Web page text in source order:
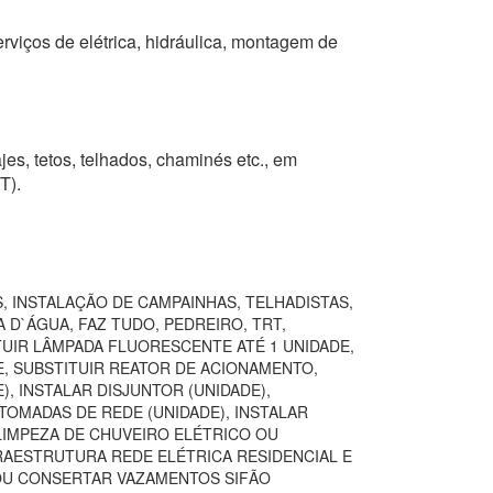
de elétrica, hidráulica, montagem de
tetos, telhados, chaminés etc., em
DE CAMPAINHAS, TELHADISTAS,
FAZ TUDO, PEDREIRO, TRT,
LÂMPADA FLUORESCENTE ATÉ 1 UNIDADE,
SUBSTITUIR REATOR DE ACIONAMENTO,
INSTALAR DISJUNTOR (UNIDADE),
DE REDE (UNIDADE), INSTALAR
DE CHUVEIRO ELÉTRICO OU
REDE ELÉTRICA RESIDENCIAL E
CONSERTAR VAZAMENTOS SIFÃO